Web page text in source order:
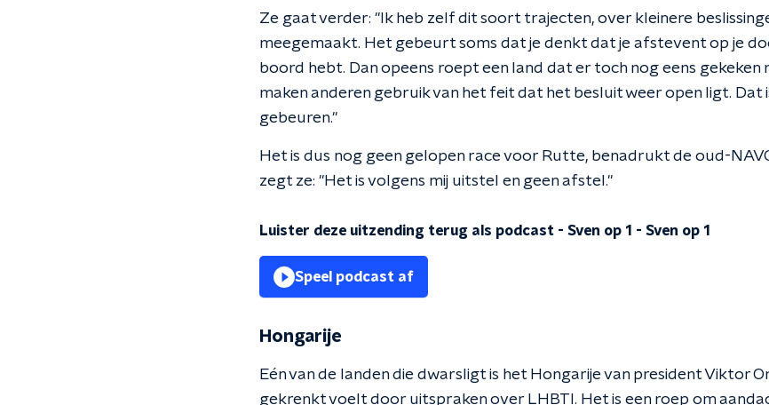
Ze gaat verder: "Ik heb zelf dit soort trajecten, over kleinere
meegemaakt. Het gebeurt soms dat je denkt dat je afstevent op je
boord hebt. Dan opeens roept een land dat er toch nog eens gekeken
maken anderen gebruik van het feit dat het besluit weer open ligt. Dat
gebeuren."
Het is dus nog geen gelopen race voor Rutte, benadrukt de oud-
zegt ze: "Het is volgens mij uitstel en geen afstel."
Luister deze uitzending terug als podcast - Sven op 1 - Sven op 1
Speel podcast af
Hongarije
Eén van de landen die dwarsligt is het Hongarije van president Viktor
gekrenkt voelt door uitspraken over LHBTI. Het is een roep om